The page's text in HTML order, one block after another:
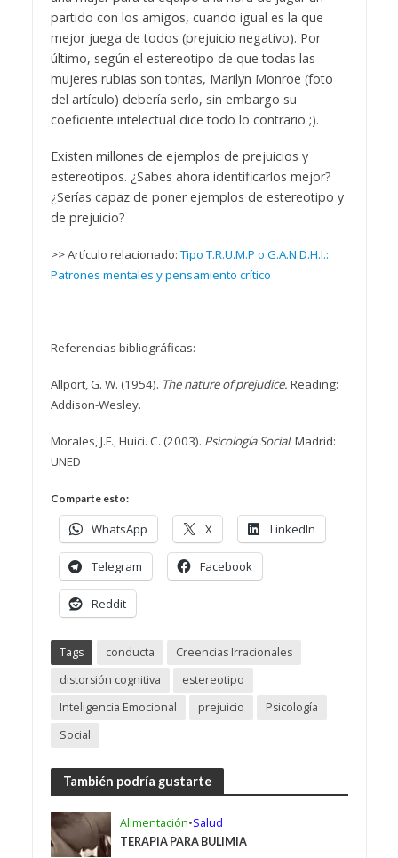
partido con los amigos, cuando igual es la que
mejor juega de todos (prejuicio negativo). Por
último, según el estereotipo de que todas las
mujeres rubias son tontas, Marilyn Monroe (foto
del artículo) debería serlo, sin embargo su
coeficiente intelectual dice todo lo contrario ;).
Existen millones de ejemplos de prejuicios y
estereotipos. ¿Sabes ahora identificarlos mejor?
¿Serías capaz de poner ejemplos de estereotipo y
de prejuicio?
>> Artículo relacionado:Tipo T.R.U.M.P o G.A.N.D.H.I.:
Patrones mentales y pensamiento crítico
Referencias bibliográficas:
Allport, G. W. (1954). The nature of prejudice. Reading:
Addison-Wesley.
Morales, J.F., Huici. C. (2003). Psicología Social. Madrid:
UNED
Comparte esto:
WhatsApp X LinkedIn
Telegram Facebook
Reddit
Tags conducta
Creencias Irracionales
distorsión cognitiva
estereotipo
Inteligencia Emocional
prejuicio
Psicología
Social
También podría gustarte
Alimentación•Salud
TERAPIA PARA BULIMIA